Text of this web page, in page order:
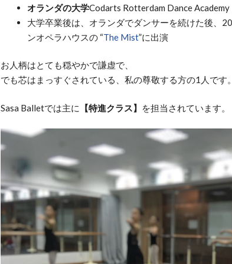
オランダの大学Codarts Rotterdam Dance
大学卒業後は、オランダでダンサーを続けた後、
ンオペラハウスの “The Mist”に出演
お人柄はとても穏やかで謙虚で、
でも芯はまっすぐされている、私の尊敬する方の1人です。
Sasa Balletでは主に 【特進クラス】 を担当されています。